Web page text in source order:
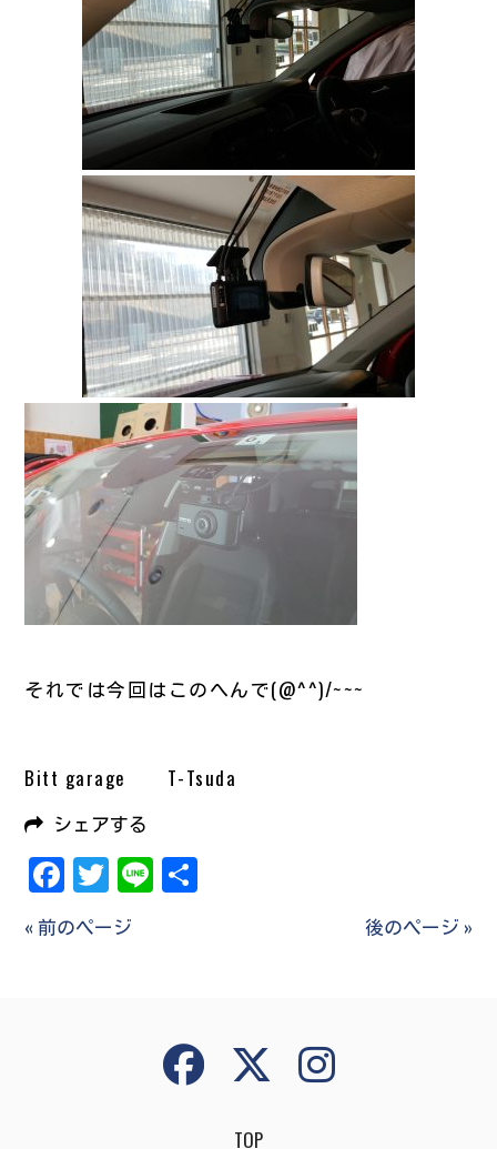
それでは今回はこのへんで(@^^)/~~~
Bitt garage T-Tsuda
シェアする
Facebook
Twitter
Line
« 前のページ 後のページ »
TOP